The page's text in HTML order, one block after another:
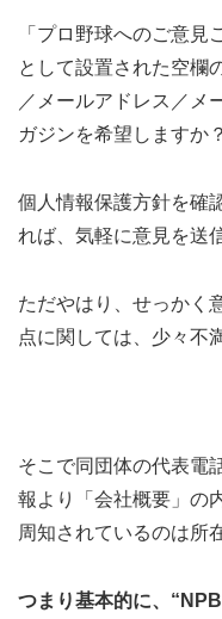
「プロ野球へのご意見
として設置された空欄
／メールアドレス／メ
ガジンを希望しますか
個人情報保護方針を確
れば、気軽に意見を送
ただやはり、せっかく
点に関しては、少々不
そこで同団体の代表電
報より「会社概要」の
周知されているのは所
つまり基本的に、